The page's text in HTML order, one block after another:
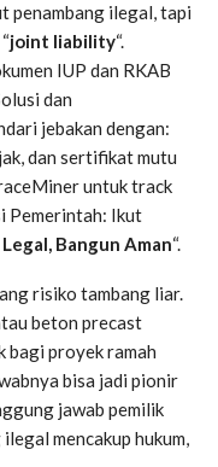
penambang ilegal, tapi
joint liability“.
IUP dan RKAB
dan
jebakan dengan:
dan sertifikat mutu
untuk track
Pemerintah: Ikut
Bangun Aman“.
risiko tambang liar.
beton precast
bagi proyek ramah
bisa jadi pionir
jawab pemilik
mencakup hukum,